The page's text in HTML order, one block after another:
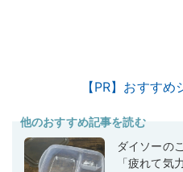
【PR】おすす
他のおすすめ記事を読む
ダイソーの
「疲れて気